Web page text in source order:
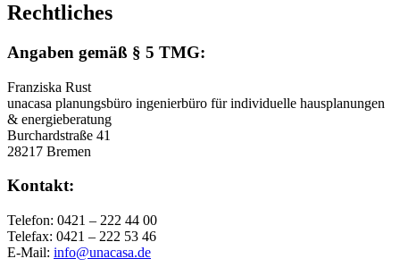
Rechtliches
Angaben gemäß § 5 TMG:
Franziska Rust
unacasa planungsbüro ingenierbüro für individuelle hausplanungen
& energieberatung
Burchardstraße 41
28217 Bremen
Kontakt:
Telefon: 0421 – 222 44 00
Telefax: 0421 – 222 53 46
E-Mail: info@unacasa.de